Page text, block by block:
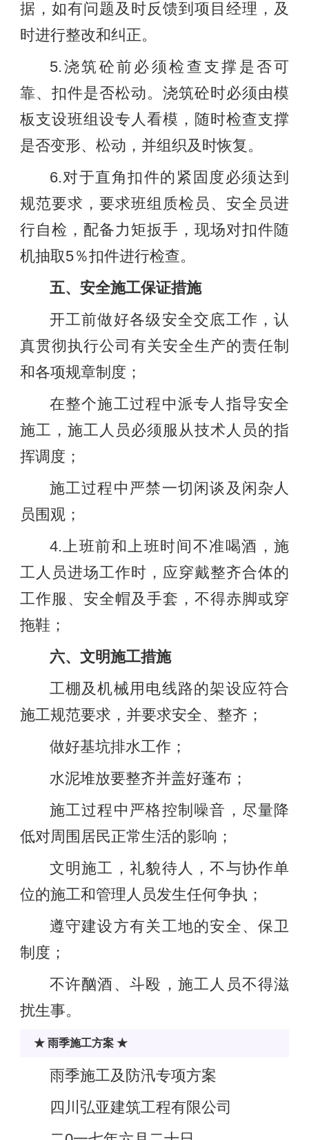
据，如有问题及时反馈到项目经理，及
时进行整改和纠正。
5.浇筑砼前必须检查支撑是否可
靠、扣件是否松动。浇筑砼时必须由模
板支设班组设专人看模，随时检查支撑
是否变形、松动，并组织及时恢复。
6.对于直角扣件的紧固度必须达到
规范要求，要求班组质检员、安全员进
行自检，配备力矩扳手，现场对扣件随
机抽取5％扣件进行检查。
五、安全施工保证措施
开工前做好各级安全交底工作，认
真贯彻执行公司有关安全生产的责任制
和各项规章制度；
在整个施工过程中派专人指导安全
施工，施工人员必须服从技术人员的指
挥调度；
施工过程中严禁一切闲谈及闲杂人
员围观；
4.上班前和上班时间不准喝酒，施
工人员进场工作时，应穿戴整齐合体的
工作服、安全帽及手套，不得赤脚或穿
拖鞋；
六、文明施工措施
工棚及机械用电线路的架设应符合
施工规范要求，并要求安全、整齐；
做好基坑排水工作；
水泥堆放要整齐并盖好蓬布；
施工过程中严格控制噪音，尽量降
低对周围居民正常生活的影响；
文明施工，礼貌待人，不与协作单
位的施工和管理人员发生任何争执；
遵守建设方有关工地的安全、保卫
制度；
不许酗酒、斗殴，施工人员不得滋
扰生事。
★ 雨季施工方案 ★
雨季施工及防汛专项方案
四川弘亚建筑工程有限公司